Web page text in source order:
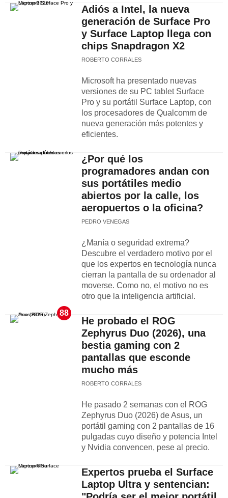
Adiós a Intel, la nueva
generación de Surface Pro
y Surface Laptop llega con
chips Snapdragon X2
ROBERTO CORRALES
Microsoft ha presentado nuevas
versiones de su PC tablet Surface
Pro y su portátil Surface Laptop, con
los procesadores de Qualcomm de
nueva generación más potentes y
eficientes.
¿Por qué los
programadores andan con
sus portátiles medio
abiertos por la calle, los
aeropuertos o la oficina?
PEDRO VENEGAS
¿Manía o seguridad extrema?
Descubre el verdadero motivo por el
que los expertos en tecnología nunca
cierran la pantalla de su ordenador al
moverse. Como no, el motivo no es
otro que la inteligencia artificial.
88
He probado el ROG
Zephyrus Duo (2026), una
bestia gaming con 2
pantallas que esconde
mucho más
ROBERTO CORRALES
He pasado 2 semanas con el ROG
Zephyrus Duo (2026) de Asus, un
portátil gaming con 2 pantallas de 16
pulgadas cuyo diseño y potencia Intel
y Nvidia convencen, pese al precio.
Expertos prueba el Surface
Laptop Ultra y sentencian: